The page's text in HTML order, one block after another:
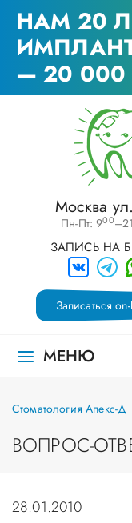
НАМ 20
— 20 000
Москва
Пн-Пт: 900
ЗАПИСЬ НА
Записаться
МЕНЮ
Стоматология Апекс-Д
ВОПРОС-
28.01.2010